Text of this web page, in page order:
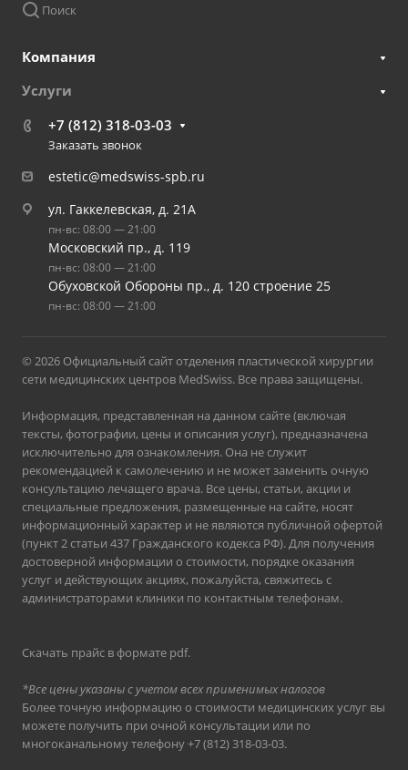
Поиск
Компания
Услуги
+7 (812) 318-03-03
Заказать звонок
estetic@medswiss-spb.ru
ул. Гаккелевская, д. 21А
пн-вс: 08:00 — 21:00
Московский пр., д. 119
пн-вс: 08:00 — 21:00
Обуховской Обороны пр., д. 120 строение 25
пн-вс: 08:00 — 21:00
© 2026 Официальный сайт отделения пластической хирургии
сети медицинских центров MedSwiss. Все права защищены.
Информация, представленная на данном сайте (включая
тексты, фотографии, цены и описания услуг), предназначена
исключительно для ознакомления. Она не служит
рекомендацией к самолечению и не может заменить очную
консультацию лечащего врача. Все цены, статьи, акции и
специальные предложения, размещенные на сайте, носят
информационный характер и не являются публичной офертой
(пункт 2 статьи 437 Гражданского кодекса РФ). Для получения
достоверной информации о стоимости, порядке оказания
услуг и действующих акциях, пожалуйста, свяжитесь с
администраторами клиники по контактным телефонам.
Скачать прайс в формате pdf.
*Все цены указаны с учетом всех применимых налогов
Более точную информацию о стоимости медицинских услуг вы
можете получить при очной консультации или по
многоканальному телефону+7 (812) 318-03-03.